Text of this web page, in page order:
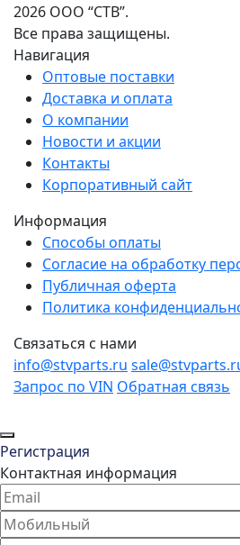
2026 ООО “СТВ”.
Все права защищены.
Навигация
Оптовые поставки
Доставка и оплата
О компании
Новости и акции
Контакты
Корпоративный сайт
Информация
Способы оплаты
Согласие на обработку
Публичная оферта
Политика
Связаться с нами
info@stvparts.ru
Запрос по VIN Обратная связь
Регистрация
Контактная информация